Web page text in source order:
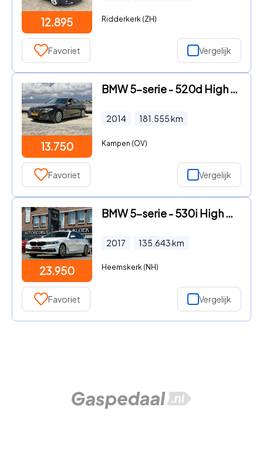
12.895 Ridderkerk (ZH)
Favoriet Vergelijk
13.750
BMW 5-serie - 520d High Executive|Pano|Trekhaak|Stoelverwarming
2014 181.555km
Kampen (OV)
Favoriet Vergelijk
23.950
BMW 5-serie - 530i High Exe PANO CAMERA ELEK TREKHAAK SHADOW LINE
2017 135.643km
Heemskerk (NH)
Favoriet Vergelijk